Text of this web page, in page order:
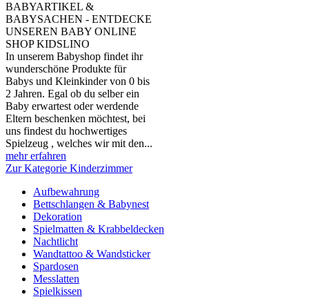
BABYARTIKEL &
BABYSACHEN - ENTDECKE
UNSEREN BABY ONLINE
SHOP KIDSLINO
In unserem Babyshop findet ihr
wunderschöne Produkte für
Babys und Kleinkinder von 0 bis
2 Jahren. Egal ob du selber ein
Baby erwartest oder werdende
Eltern beschenken möchtest, bei
uns findest du hochwertiges
Spielzeug , welches wir mit den...
mehr erfahren
Zur Kategorie Kinderzimmer
Aufbewahrung
Bettschlangen & Babynest
Dekoration
Spielmatten & Krabbeldecken
Nachtlicht
Wandtattoo & Wandsticker
Spardosen
Messlatten
Spielkissen